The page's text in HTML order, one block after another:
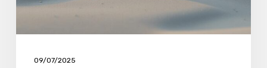
PARA
09/07/2025